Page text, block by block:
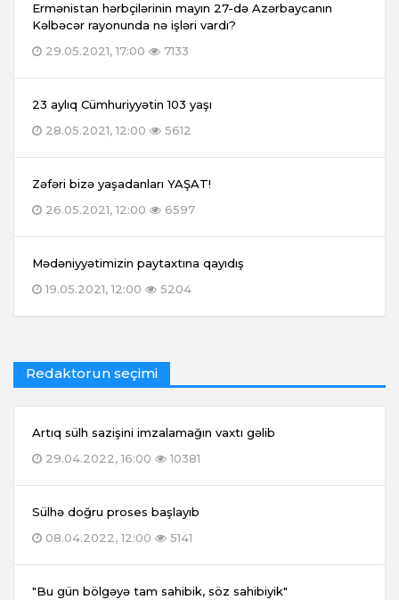
Ermənistan hərbçilərinin mayın 27-də Azərbaycanın
Kəlbəcər rayonunda nə işləri vardı?
29.05.2021, 17:00
7133
23 aylıq Cümhuriyyətin 103 yaşı
28.05.2021, 12:00
5612
Zəfəri bizə yaşadanları YAŞAT!
26.05.2021, 12:00
6597
Mədəniyyətimizin paytaxtına qayıdış
19.05.2021, 12:00
5204
Redaktorun seçimi
Artıq sülh sazişini imzalamağın vaxtı gəlib
29.04.2022, 16:00
10381
Sülhə doğru proses başlayıb
08.04.2022, 12:00
5141
"Bu gün bölgəyə tam sahibik, söz sahibiyik"